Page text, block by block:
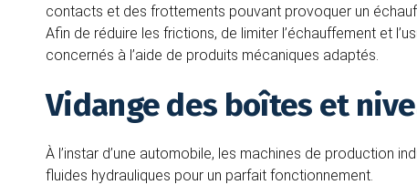
contacts et des frottements pouvant provoquer un
Afin de réduire les frictions, de limiter l’échauffement et
concernés à l’aide de produits mécaniques adaptés.
Vidange des boîtes et
À l’instar d’une automobile, les machines de production
fluides hydrauliques pour un parfait fonctionnement.